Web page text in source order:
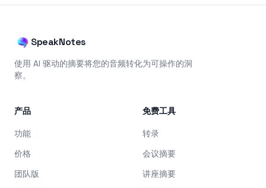
SpeakNotes
使用 AI 驱动的摘要将您的音频转化为可操作的洞
察。
产品
功能
价格
团队版
免费工具
转录
会议摘要
讲座摘要